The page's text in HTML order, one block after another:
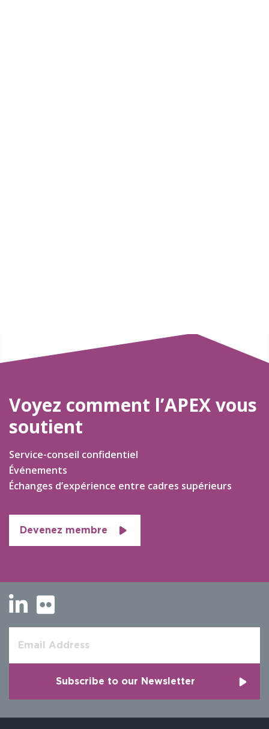
Voyez comment l’APEX vous
soutient
Service-conseil confidentiel
Événements
Échanges d’expérience entre cadres supérieurs
Devenez membre